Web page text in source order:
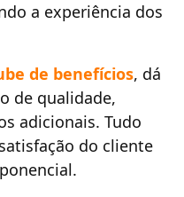
a experiência dos
de benefícios, dá
de qualidade,
adicionais. Tudo
do cliente